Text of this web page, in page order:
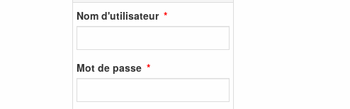
Nom d'utilisateur
Mot de passe